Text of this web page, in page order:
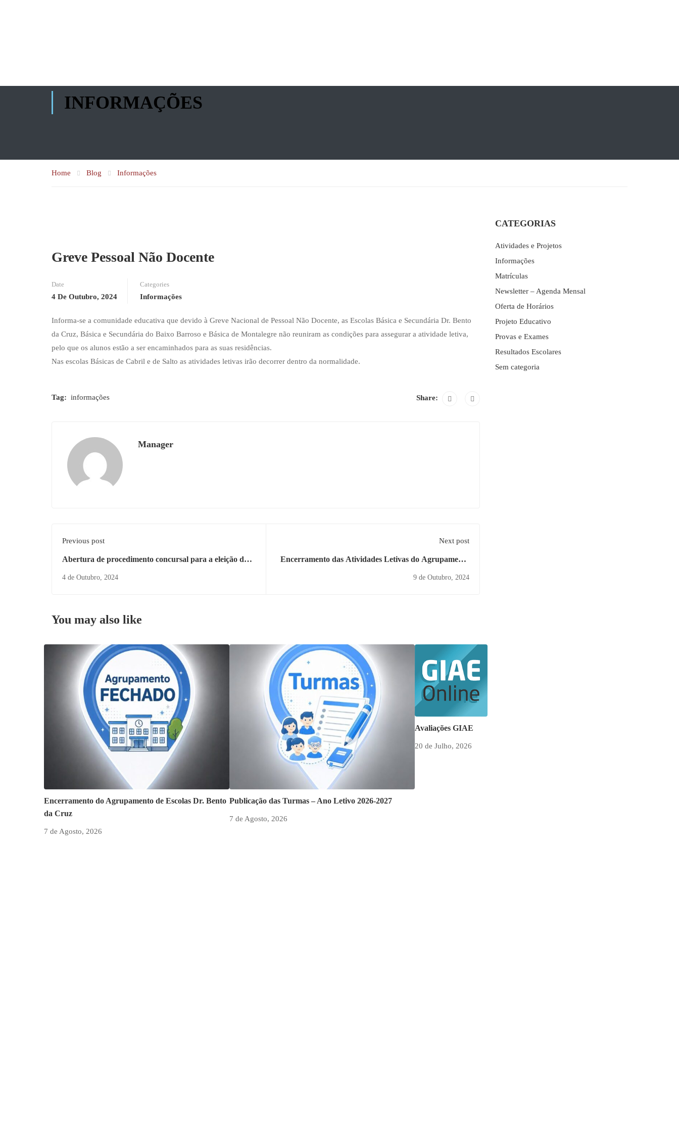
INFORMAÇÕES
Home Blog Informações
Greve Pessoal Não Docente
Date
4 De Outubro, 2024
Categories
Informações
Informa-se a comunidade educativa que devido à Greve Nacional de Pessoal Não Docente, as Escolas Básica e Secundária Dr. Bento
da Cruz, Básica e Secundária do Baixo Barroso e Básica de Montalegre não reuniram as condições para assegurar a atividade letiva,
pelo que os alunos estão a ser encaminhados para as suas residências.
Nas escolas Básicas de Cabril e de Salto as atividades letivas irão decorrer dentro da normalidade.
Tag: informações Share:
Manager
Previous post
Abertura de procedimento concursal para a eleição de
4 de Outubro, 2024
Next post
Encerramento das Atividades Letivas do Agrupamento
9 de Outubro, 2024
You may also like
Encerramento do Agrupamento de Escolas Dr. Bento
da Cruz
7 de Agosto, 2026
Publicação das Turmas – Ano Letivo 2026-2027
7 de Agosto, 2026
Avaliações GIAE
20 de Julho, 2026
CATEGORIAS
Atividades e Projetos
Informações
Matrículas
Newsletter – Agenda Mensal
Oferta de Horários
Projeto Educativo
Provas e Exames
Resultados Escolares
Sem categoria